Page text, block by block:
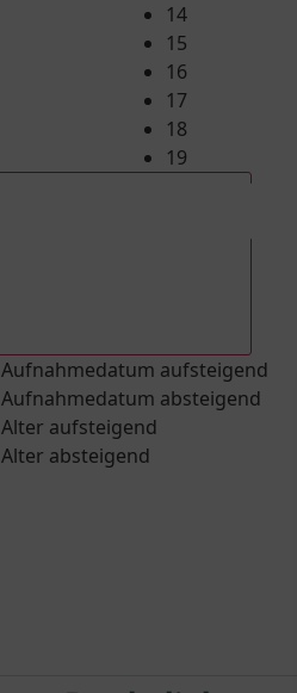
14
15
16
17
18
19
Aufnahmedatum aufsteigend
Aufnahmedatum absteigend
Alter aufsteigend
Alter absteigend